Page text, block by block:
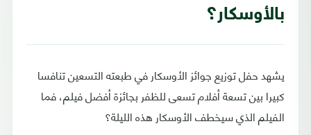
بالأوسكار؟
يشهد حفل توزيع جوائز الأوسكار في طبعته التسعين تنافسا
كبيرا بين تسعة أفلام تسعى للظفر بجائزة أفضل فيلم، فما
الفيلم الذي سيخطف الأوسكار هذه الليلة؟